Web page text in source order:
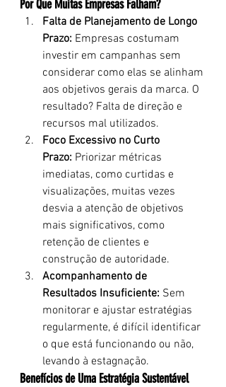
Por Que Muitas Empresas Falham?
Falta de Planejamento de Longo
Prazo: Empresas costumam
investir em campanhas sem
considerar como elas se alinham
aos objetivos gerais da marca. O
resultado? Falta de direção e
recursos mal utilizados.
Foco Excessivo no Curto
Prazo: Priorizar métricas
imediatas, como curtidas e
visualizações, muitas vezes
desvia a atenção de objetivos
mais significativos, como
retenção de clientes e
construção de autoridade.
Acompanhamento de
Resultados Insuficiente: Sem
monitorar e ajustar estratégias
regularmente, é difícil identificar
o que está funcionando ou não,
levando à estagnação.
Benefícios de Uma Estratégia Sustentável